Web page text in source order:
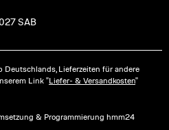
SAB
Lieferzeiten für andere
Link "Liefer- & Versandkosten"
& Programmierung hmm24